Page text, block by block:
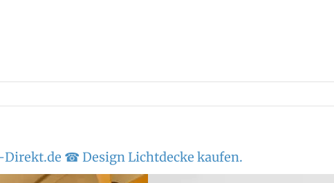
☎ Design Lichtdecke kaufen.